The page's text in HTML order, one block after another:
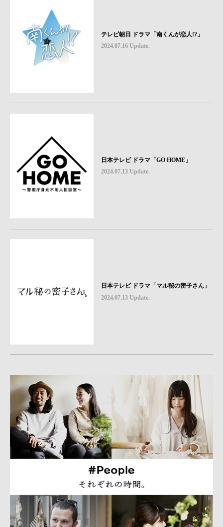
テレビ朝日 ドラマ「南くんが恋人!?」
2024.07.16 Update.
日本テレビ ドラマ「GO HOME」
2024.07.13 Update.
日本テレビ ドラマ「マル秘の密子さん」
2024.07.13 Update.